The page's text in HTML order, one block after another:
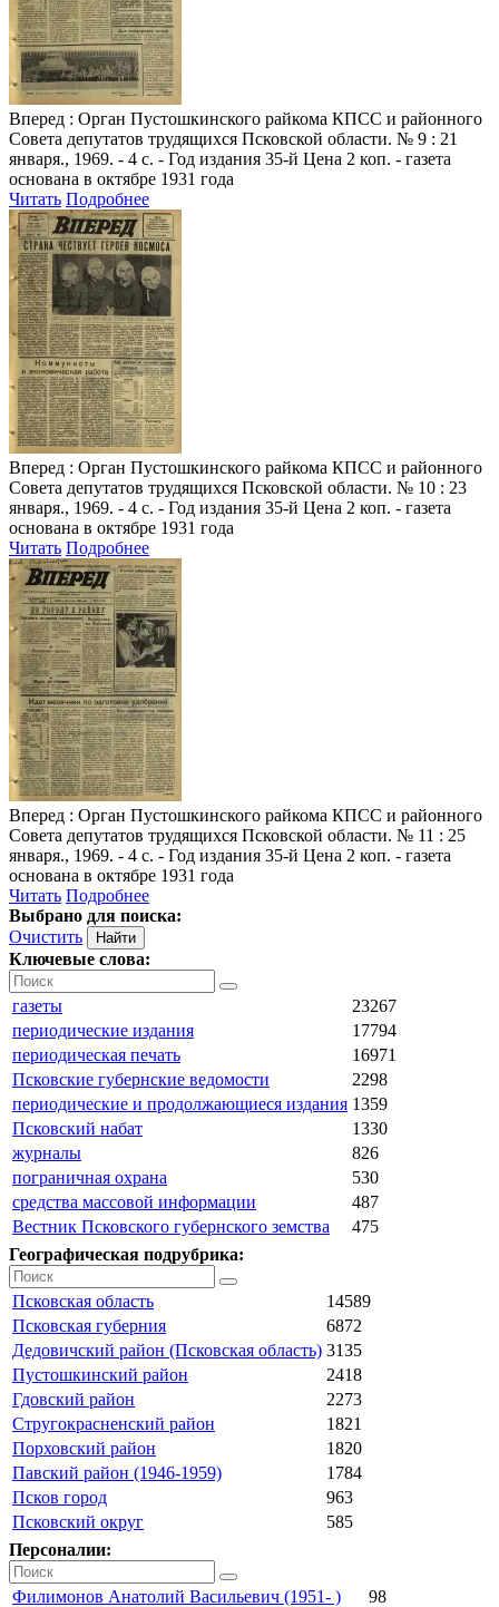
Вперед : Орган Пустошкинского райкома КПСС и районного
Совета депутатов трудящихся Псковской области. № 9 : 21
января., 1969. - 4 с. - Год издания 35-й Цена 2 коп. - газета
основана в октябре 1931 года
Читать Подробнее
Вперед : Орган Пустошкинского райкома КПСС и районного
Совета депутатов трудящихся Псковской области. № 10 : 23
января., 1969. - 4 с. - Год издания 35-й Цена 2 коп. - газета
основана в октябре 1931 года
Читать Подробнее
Вперед : Орган Пустошкинского райкома КПСС и районного
Совета депутатов трудящихся Псковской области. № 11 : 25
января., 1969. - 4 с. - Год издания 35-й Цена 2 коп. - газета
основана в октябре 1931 года
Читать Подробнее
Выбрано для поиска:
Очистить
Ключевые слова:
газеты
23267
периодические издания
17794
периодическая печать
16971
Псковские губернские ведомости
2298
периодические и продолжающиеся издания 1359
Псковский набат
1330
журналы
826
пограничная охрана
530
средства массовой информации
487
Вестник Псковского губернского земства
475
Географическая подрубрика:
Псковская область
14589
Псковская губерния
6872
Дедовичский район (Псковская область) 3135
Пустошкинский район
2418
Гдовский район
2273
Стругокрасненский район
1821
Порховский район
1820
Павский район (1946-1959)
1784
Псков город
963
Псковский округ
585
Персоналии:
Филимонов Анатолий Васильевич (1951- )
98